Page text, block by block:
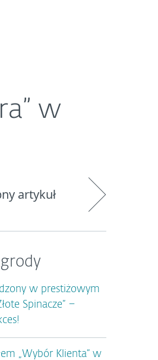
w
artykuł
w prestiżowym
Spinacze” –
„Wybór Klienta” w